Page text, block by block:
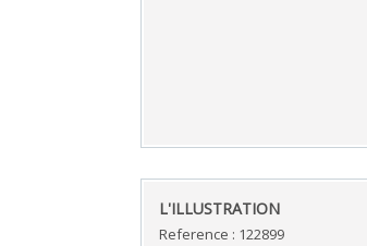
‎L'ILLUSTRATION ‎
Reference : 122899